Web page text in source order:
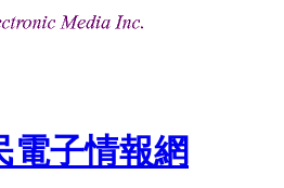
電子情報網